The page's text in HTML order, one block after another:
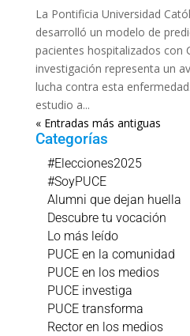
La Pontificia Universidad
desarrolló un modelo de
pacientes hospitalizados con
investigación representa un
lucha contra esta
estudio a...
« Entradas más antiguas
Categorías
#Elecciones2025
#SoyPUCE
Alumni que dejan huella
Descubre tu vocación
Lo más leído
PUCE en la comunidad
PUCE en los medios
PUCE investiga
PUCE transforma
Rector en los medios